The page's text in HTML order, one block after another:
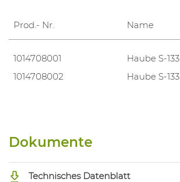
Prod.- Nr. Name
1014708001 Haube S-133
1014708002
Haube S-133
Dokumente
Technisches Datenblatt